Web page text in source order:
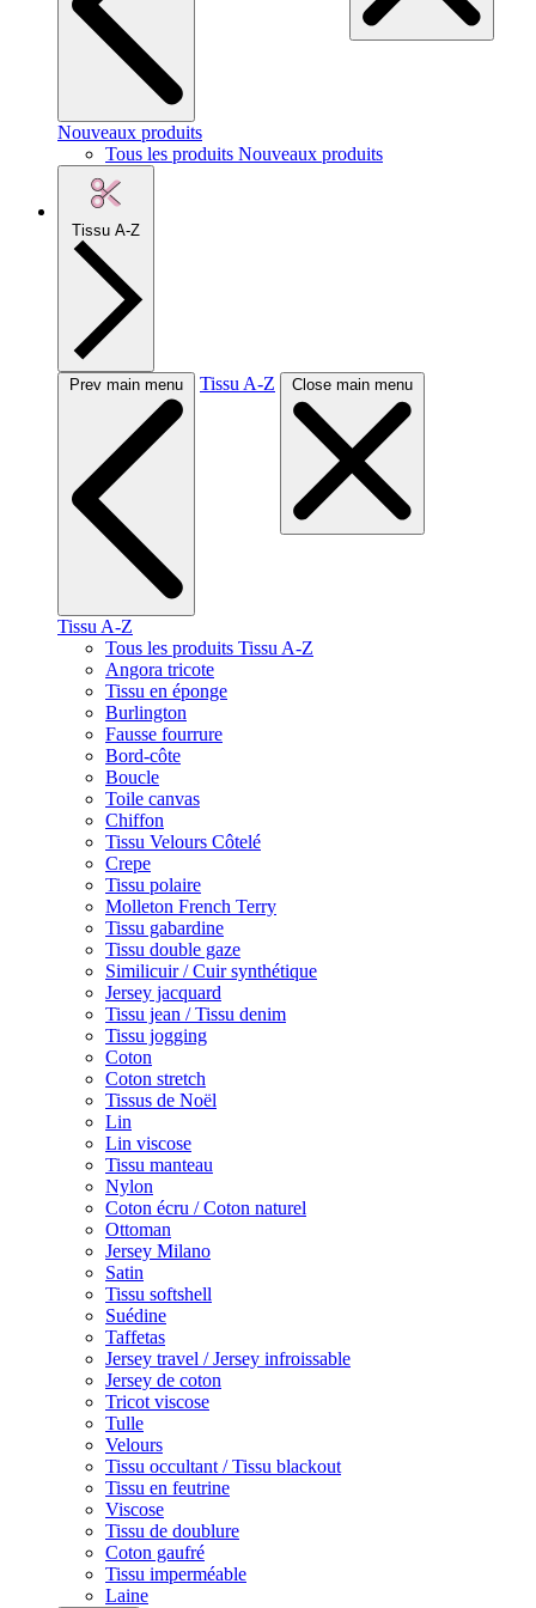
Nouveaux produits
Tous les produits Nouveaux produits
Tissu A-Z
Prev main menu Tissu A-Z Close main menu
Tissu A-Z
Tous les produits Tissu A-Z
Angora tricote
Tissu en éponge
Burlington
Fausse fourrure
Bord-côte
Boucle
Toile canvas
Chiffon
Tissu Velours Côtelé
Crepe
Tissu polaire
Molleton French Terry
Tissu gabardine
Tissu double gaze
Similicuir / Cuir synthétique
Jersey jacquard
Tissu jean / Tissu denim
Tissu jogging
Coton
Coton stretch
Tissus de Noël
Lin
Lin viscose
Tissu manteau
Nylon
Coton écru / Coton naturel
Ottoman
Jersey Milano
Satin
Tissu softshell
Suédine
Taffetas
Jersey travel / Jersey infroissable
Jersey de coton
Tricot viscose
Tulle
Velours
Tissu occultant / Tissu blackout
Tissu en feutrine
Viscose
Tissu de doublure
Coton gaufré
Tissu imperméable
Laine